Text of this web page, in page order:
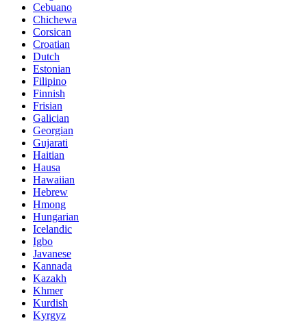
Cebuano
Chichewa
Corsican
Croatian
Dutch
Estonian
Filipino
Finnish
Frisian
Galician
Georgian
Gujarati
Haitian
Hausa
Hawaiian
Hebrew
Hmong
Hungarian
Icelandic
Igbo
Javanese
Kannada
Kazakh
Khmer
Kurdish
Kyrgyz